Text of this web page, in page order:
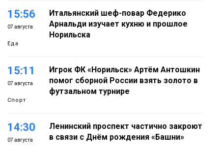
15:56
07 августа
Еда
Итальянский шеф-повар Федерико
Арнальди изучает кухню и прошлое
Норильска
15:11
07 августа
Спорт
Игрок ФК «Норильск» Артём Антошкин
помог сборной России взять золото в
футзальном турнире
14:30
07 августа
Ленинский проспект частично закроют
в связи с Днём рождения «Башни»